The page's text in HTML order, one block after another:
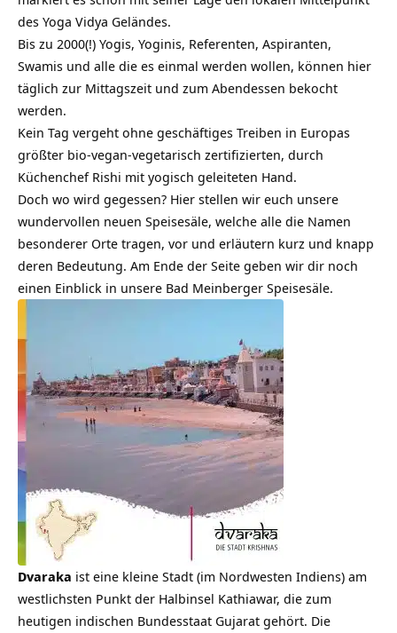
des Yoga Vidya Geländes.
Bis zu 2000(!) Yogis, Yoginis, Referenten, Aspiranten,
Swamis und alle die es einmal werden wollen, können hier
täglich zur Mittagszeit und zum Abendessen bekocht
werden.
Kein Tag vergeht ohne geschäftiges Treiben in Europas
größter bio-vegan-vegetarisch zertifizierten, durch
Küchenchef Rishi mit yogisch geleiteten Hand.
Doch wo wird gegessen? Hier stellen wir euch unsere
wundervollen neuen Speisesäle, welche alle die Namen
besonderer Orte tragen, vor und erläutern kurz und knapp
deren Bedeutung. Am Ende der Seite geben wir dir noch
einen Einblick in unsere Bad Meinberger Speisesäle.
Dvaraka ist eine kleine Stadt (im Nordwesten Indiens) am
westlichsten Punkt der Halbinsel Kathiawar, die zum
heutigen indischen Bundesstaat Gujarat gehört. Die